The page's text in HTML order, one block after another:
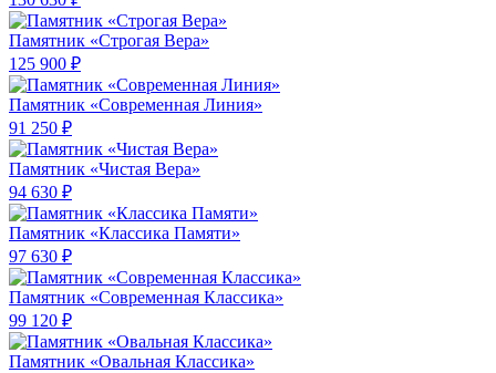
Памятник «Строгая Вера»
125 900 ₽
Памятник «Современная Линия»
91 250 ₽
Памятник «Чистая Вера»
94 630 ₽
Памятник «Классика Памяти»
97 630 ₽
Памятник «Современная Классика»
99 120 ₽
Памятник «Овальная Классика»